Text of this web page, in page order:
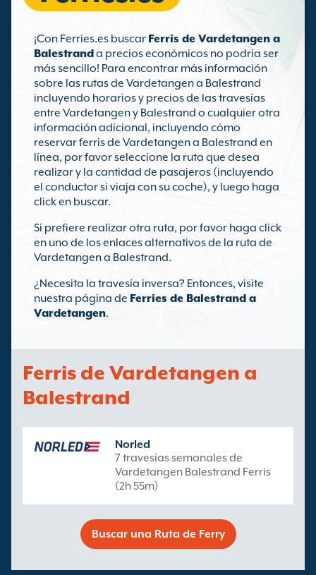
¡Con Ferries.es buscar Ferris de Vardetangen a
Balestranda precios económicos no podría ser
más sencillo! Para encontrar más información
sobre las rutas de Vardetangen a Balestrand
incluyendo horarios y precios de las travesías
entre Vardetangen y Balestrand o cualquier otra
información adicional, incluyendo cómo
reservar ferris de Vardetangen a Balestrand en
línea, por favor seleccione la ruta que desea
realizar y la cantidad de pasajeros (incluyendo
el conductor si viaja con su coche), y luego haga
click en buscar.
Si prefiere realizar otra ruta, por favor haga click
en uno de los enlaces alternativos de la ruta de
Vardetangen a Balestrand.
¿Necesita la travesía inversa? Entonces, visite
nuestra página de Ferries de Balestrand a
Vardetangen.
Ferris de Vardetangen a
Balestrand
Norled
7 travesías semanales de
Vardetangen Balestrand Ferris
(2h 55m)
Buscar una Ruta de Ferry